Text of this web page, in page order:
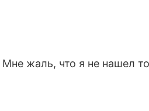
Мне жаль, что я не нашел